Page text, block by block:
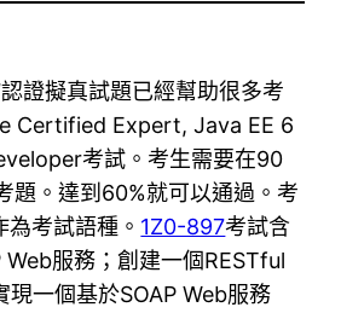
證擬真試題已經幫助很多考
Certified Expert, Java EE 6
考試。考生需要在90
題。達到60%就可以通過。考
考試語種。 1Z0-897考試含
Web服務；創建一個RESTful
現一個基於SOAP Web服務